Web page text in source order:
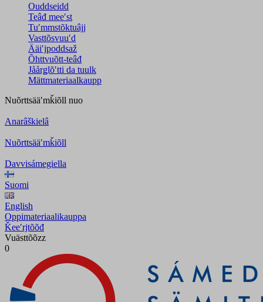
Ouddseidd
Teâđ meeʹst
Tuʹmmstõktuâjj
Vasttõsvuuʹd
Ääiʹjpoddsaž
Õhttvuõtt-teâđ
Jåårǥlõʹtti da tuulk
Mättmateriaalkaupp
Nuõrttsääʹmǩiõll nuo
Anarâškielâ
Nuõrttsääʹmǩiõll
Davvisámegiella
Suomi
English
Oppimateriaalikauppa
Ǩeeʹrjtõõđ
Vuästtõõzz
0